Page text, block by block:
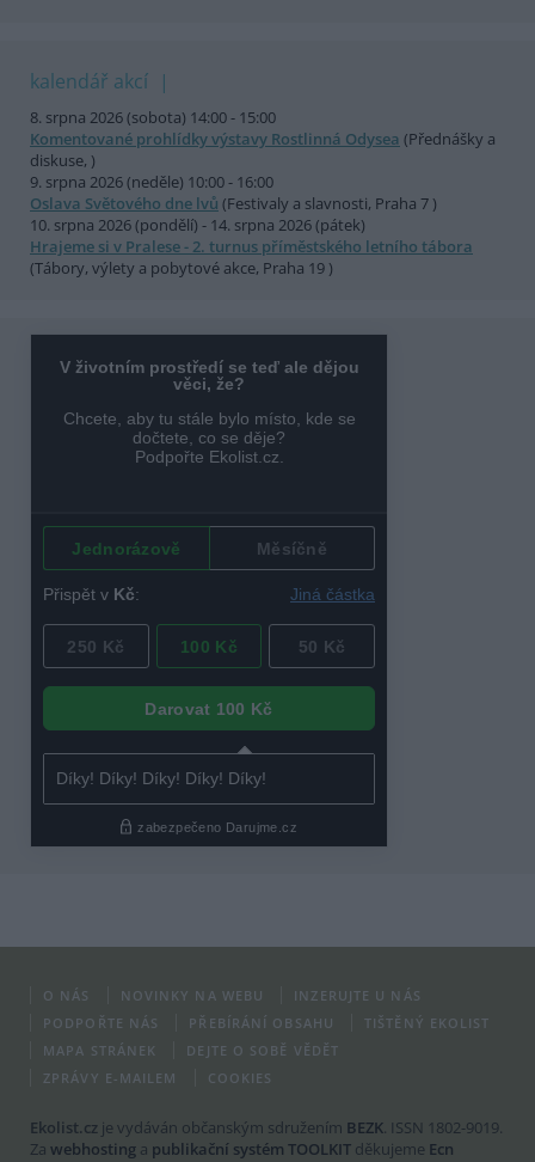
kalendář akcí
8. srpna 2026 (sobota) 14:00 - 15:00
Komentované prohlídky výstavy Rostlinná Odysea (Přednášky a
diskuse, )
9. srpna 2026 (neděle) 10:00 - 16:00
Oslava Světového dne lvů (Festivaly a slavnosti, Praha 7 )
10. srpna 2026 (pondělí) - 14. srpna 2026 (pátek)
Hrajeme si v Pralese - 2. turnus příměstského letního tábora
(Tábory, výlety a pobytové akce, Praha 19 )
O NÁS NOVINKY NA WEBU
INZERUJTE U NÁS
PODPOŘTE NÁS
PŘEBÍRÁNÍ OBSAHU
TIŠTĚNÝ EKOLIST
MAPA STRÁNEK
DEJTE O SOBĚ VĚDĚT
ZPRÁVY E-MAILEM
COOKIES
Ekolist.cz je vydáván občanským sdružením BEZK. ISSN 1802-9019.
Za webhosting a publikační systém TOOLKIT děkujeme Ecn